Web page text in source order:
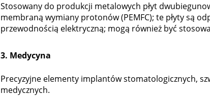
Stosowany do produkcji metalowych płyt
membraną wymiany protonów (PEMFC); te płyty są
przewodnością elektryczną; mogą również być
3. Medycyna
Precyzyjne elementy implantów stomatologicznych,
medycznych.